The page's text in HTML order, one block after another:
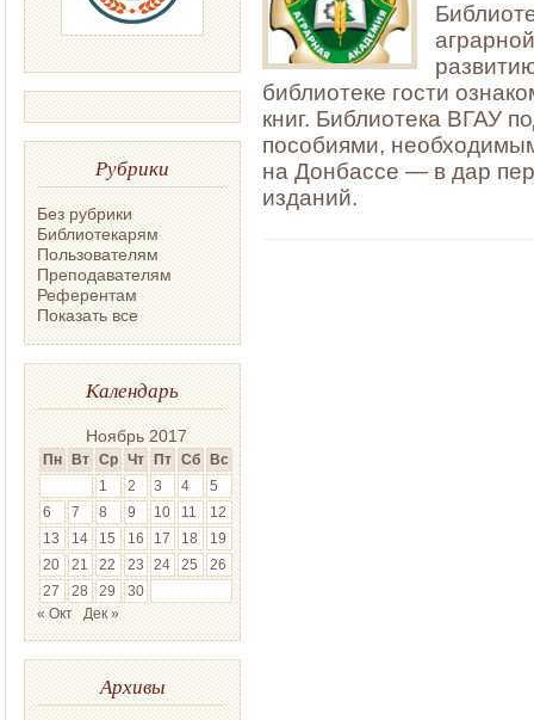
Рубрики
Без рубрики
Библиотекарям
Пользователям
Преподавателям
Референтам
Показать все
Календарь
Ноябрь 2017
Пн Вт Ср Чт Пт Сб Вс
1
2 3 4
5
6
7 8 9 10 11
12
13
14 15 16 17 18
19
20
21 22 23 24 25
26
27
28 29
30
« Окт
Дек »
Архивы
библиотеке гости
книг. Библиотека ВГАУ
пособиями,
на Донбассе — в дар
изданий.